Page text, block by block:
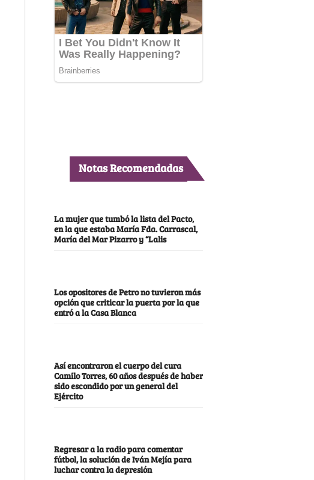
Notas Recomendadas
La mujer que tumbó la lista del Pacto,
en la que estaba María Fda. Carrascal,
María del Mar Pizarro y “Lalis
Los opositores de Petro no tuvieron más
opción que criticar la puerta por la que
entró a la Casa Blanca
Así encontraron el cuerpo del cura
Camilo Torres, 60 años después de haber
sido escondido por un general del
Ejército
Regresar a la radio para comentar
fútbol, la solución de Iván Mejía para
luchar contra la depresión